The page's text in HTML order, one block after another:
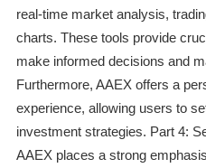
real-time market analysis,
charts. These tools provide
make informed decisions and
Furthermore, AAEX offers a
experience, allowing users to
investment strategies. Part 4:
AAEX places a strong